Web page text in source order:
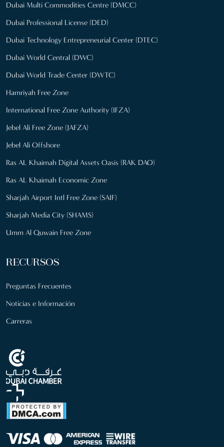
Dubai Multi Commodities Centre (DMCC)
Dubai Professional License (DED)
Dubai Technology Entrepreneurial Center (DTEC)
Dubai World Central (DWC)
Dubai World Trade Center (DWTC)
Hamriyah Free Zone
International Free Zone Authority (IFZA)
Jebel Ali Free Zone (JAFZA)
Jebel Ali Offshore
Ras AL Khaimah Digital Assets Oasis (RAK DAO)
Ras AL Khaimah Economic Zone
Sharjah Airport Intl Free Zone (SAIF)
Sharjah Media City (SHAMS)
Umm Al Quwain Free Zone
RECURSOS
Preguntas Frecuentes
Noticias e Información
Carreras